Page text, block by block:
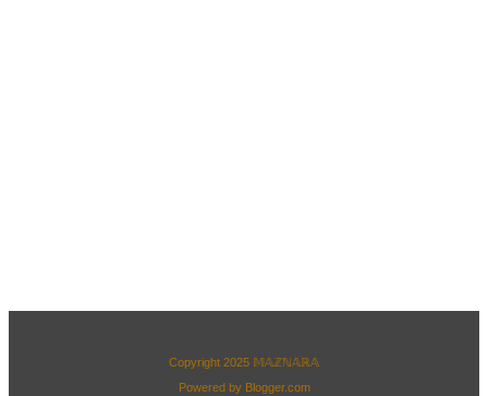
Copyright 2025 𝕄𝔸ℤℕ𝔸ℝ𝔸
Powered by Blogger.com